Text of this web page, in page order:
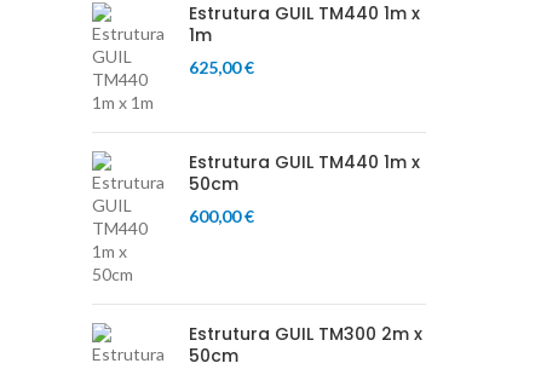
Estrutura GUIL TM440 1m x
1m
625,00€
Estrutura GUIL TM440 1m x
50cm
600,00€
Estrutura GUIL TM300 2m x
50cm